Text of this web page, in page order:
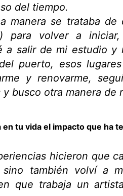
del tiempo.
manera se trataba
para volver a
a salir de mi estudio
puerto, esos
y renovarme,
y busco otra manera de
en tu vida el impacto que ha
hicieron que
sino también volví a
que trabaja un